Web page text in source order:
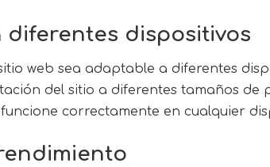
dispositivos
web sea adaptable a diferentes
del sitio a diferentes tamaños de
correctamente en cualquier